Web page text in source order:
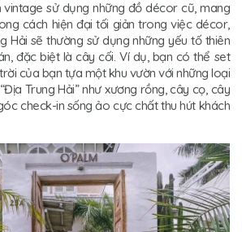
vintage sử dụng những đồ décor cũ, mang
cách hiện đại tối giản trong việc décor,
Hải sẽ thường sử dụng những yếu tố thiên
đặc biệt là cây cối. Ví dụ, bạn có thể set
của bạn tựa một khu vườn với những loại
Trung Hải” như xương rồng, cây cọ, cây
check-in sống ảo cực chất thu hút khách